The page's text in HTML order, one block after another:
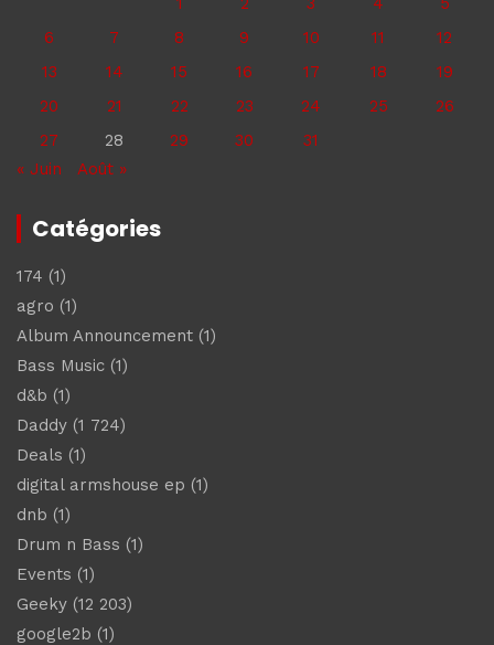
6
7 8 9 10 11
12
13
14 15 16 17 18
19
20
21 22 23 24 25
26
27
28 29 30
31
« Juin
Août »
Catégories
174 (1)
agro (1)
Album Announcement (1)
Bass Music (1)
d&b (1)
Daddy (1 724)
Deals (1)
digital armshouse ep (1)
dnb (1)
Drum n Bass (1)
Events (1)
Geeky (12 203)
google2b (1)